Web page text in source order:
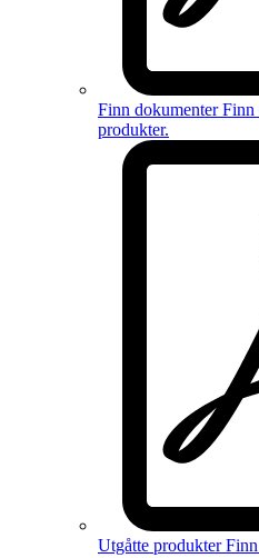
Finn dokumenter Finn
produkter.
Utgåtte produkter